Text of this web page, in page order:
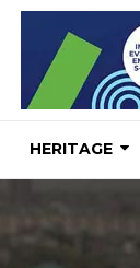
HERITAGE